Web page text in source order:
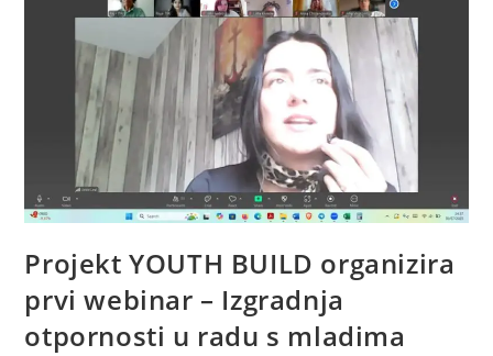
Projekt YOUTH BUILD organizira
prvi webinar – Izgradnja
otpornosti u radu s mladima